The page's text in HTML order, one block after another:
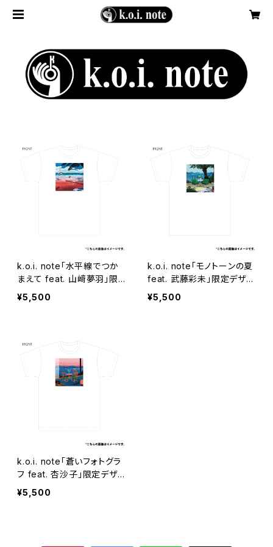
k.o.i. note「水平線でつか
まえて feat. 山﨑夢羽」限
定デザインTシャツ
¥5,500
k.o.i. note「モノトーンの夏
feat. 武藤彩未」限定デザイ
ンTシャツ
¥5,500
k.o.i. note「蒼いフォトグラ
フ feat. 杏沙子」限定デザイ
ンTシャツ
¥5,500